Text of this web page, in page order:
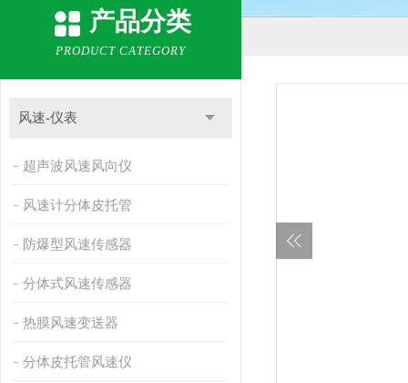
产品分类
PRODUCT CATEGORY
风速-仪表
超声波风速风向仪
风速计分体皮托管
防爆型风速传感器
分体式风速传感器
热膜风速变送器
分体皮托管风速仪